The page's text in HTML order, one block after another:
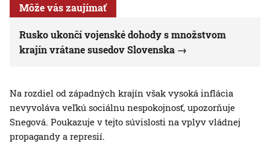
Môže vás zaujímať
Rusko ukončí vojenské dohody s množstvom
krajín vrátane susedov Slovenska
Na rozdiel od západných krajín však vysoká inflácia
nevyvoláva veľkú sociálnu nespokojnosť, upozorňuje
Snegová. Poukazuje v tejto súvislosti na vplyv vládnej
propagandy a represií.